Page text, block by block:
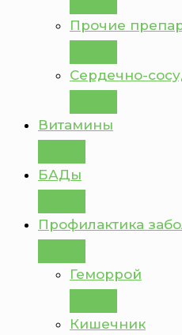
Прочие
Сердечно-
Витамины
БАДы
Профилактика
Геморрой
Кишечник